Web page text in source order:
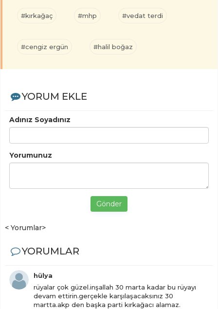
#kırkağaç #mhp #vedat terdi
#cengiz ergün #halil boğaz
YORUM EKLE
Adınız Soyadınız
Yorumunuz
Gönder
< Yorumlar>
YORUMLAR
hülya
rüyalar çok güzel.inşallah 30 marta kadar bu rüyayı
devam ettirin.gerçekle karşılaşacaksınız 30
martta.akp den başka parti kırkağacı alamaz.